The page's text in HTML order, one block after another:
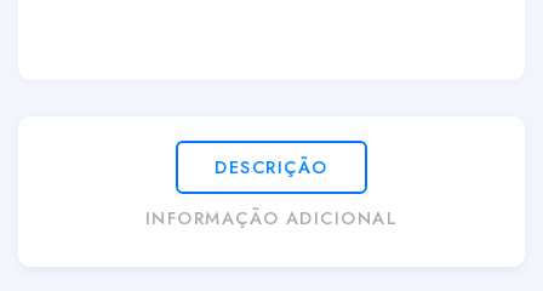
DESCRIÇÃO
INFORMAÇÃO ADICIONAL